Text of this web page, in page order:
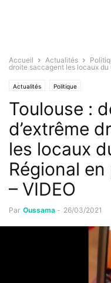
Accueil Actualités
droite saccagent les locaux du
Actualités Politique
Toulouse :
d’extrême
les locaux
Régional
– VIDEO
Par Oussama - 26/03/2021